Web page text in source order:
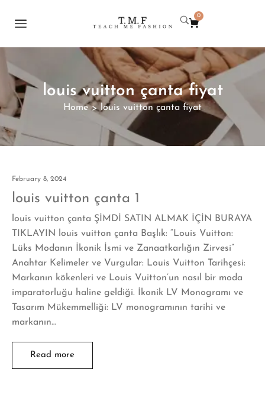
0
louis vuitton çanta fiyat
Home > louis vuitton çanta fiyat
February 8, 2024
louis vuitton çanta 1
louis vuitton çanta ŞİMDİ SATIN ALMAK İÇİN BURAYA
TIKLAYIN louis vuitton çanta Başlık: “Louis Vuitton:
Lüks Modanın İkonik İsmi ve Zanaatkarlığın Zirvesi”
Anahtar Kelimeler ve Vurgular: Louis Vuitton Tarihçesi:
Markanın kökenleri ve Louis Vuitton’un nasıl bir moda
imparatorluğu haline geldiği. İkonik LV Monogramı ve
Tasarım Mükemmelliği: LV monogramının tarihi ve
markanın…
Read more